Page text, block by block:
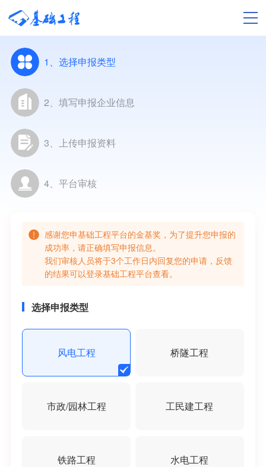
1、选择申报类型
2、填写申报企业信息
3、上传申报资料
4、平台审核
感谢您申基础工程平台的金基奖，为了提升您申报的
成功率，请正确填写申报信息。
我们审核人员将于3个工作日内回复您的申请，反馈
的结果可以登录基础工程平台查看。
选择申报类型
风电工程 桥隧工程
市政/园林工程 工民建工程
铁路工程 水电工程